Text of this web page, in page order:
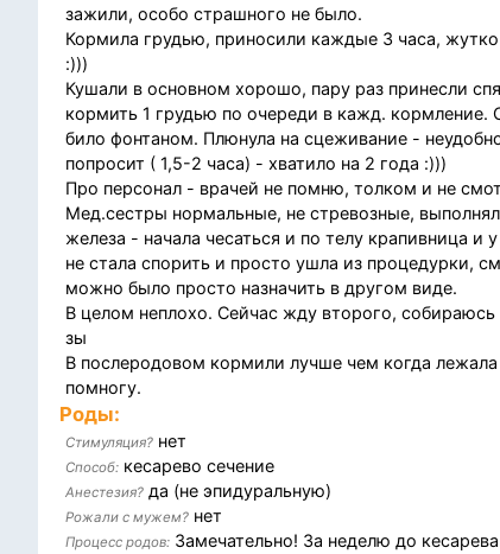
зажили, особо страшного не было.
Кормила грудью, приносили каждые 3 часа,
:)))
Кушали в основном хорошо, пару раз принесли
кормить 1 грудью по очереди в кажд.
било фонтаном. Плюнула на сцеживание -
попросит ( 1,5-2 часа) - хватило на 2 года :)))
Про персонал - врачей не помню, толком и не
Мед.сестры нормальные, не стревозные,
железа - начала чесаться и по телу крапивница
не стала спорить и просто ушла из процедурки,
можно было просто назначить в другом виде.
В целом неплохо. Сейчас жду второго,
зы
В послеродовом кормили лучше чем когда
помногу.
Роды:
Стимуляция? нет
Способ: кесарево сечение
Анестезия? да (не эпидуральную)
Рожали с мужем? нет
Процесс родов: Замечательно! За неделю до